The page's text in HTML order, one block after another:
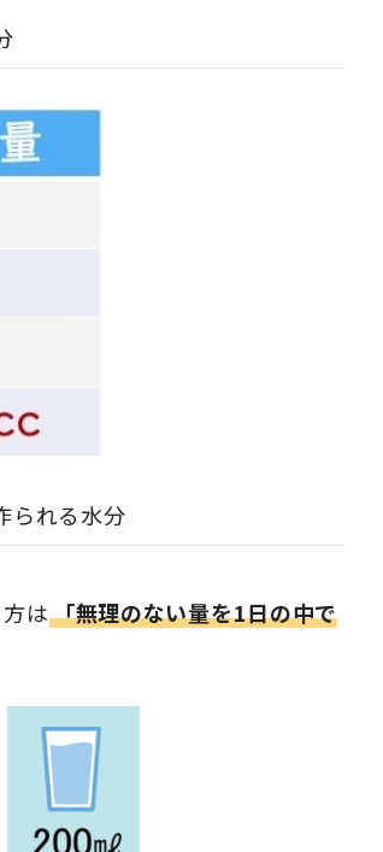
られる水分
は「無理のない量を1日の中で